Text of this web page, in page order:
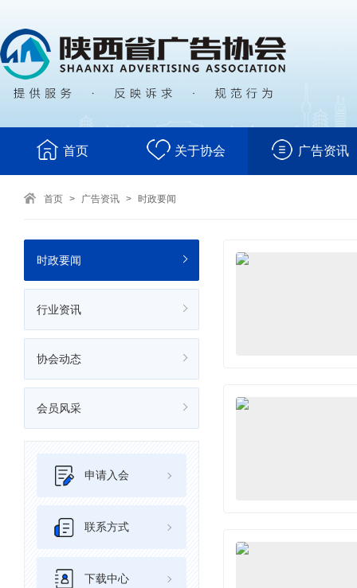
首页 关于协会 广告资讯
首页 > 广告资讯 > 时政要闻
时政要闻
行业资讯
协会动态
会员风采
申请入会
联系方式
下载中心